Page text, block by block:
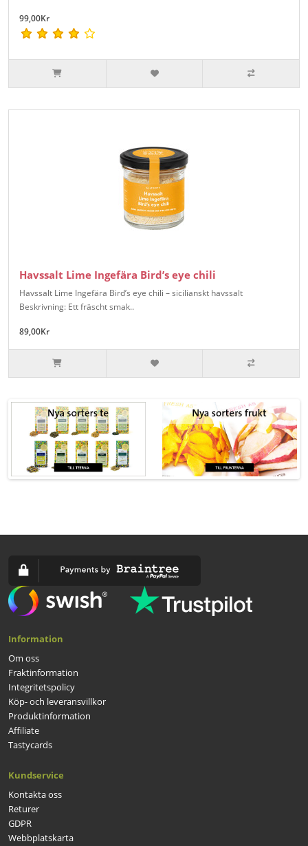
99,00Kr
Havssalt Lime Ingefära Bird’s eye chili
Havssalt Lime Ingefära Bird’s eye chili – sicilianskt havssalt
Beskrivning: Ett fräscht smak..
89,00Kr
Information
Om oss
Fraktinformation
Integritetspolicy
Köp- och leveransvillkor
Produktinformation
Affiliate
Tastycards
Kundservice
Kontakta oss
Returer
GDPR
Webbplatskarta